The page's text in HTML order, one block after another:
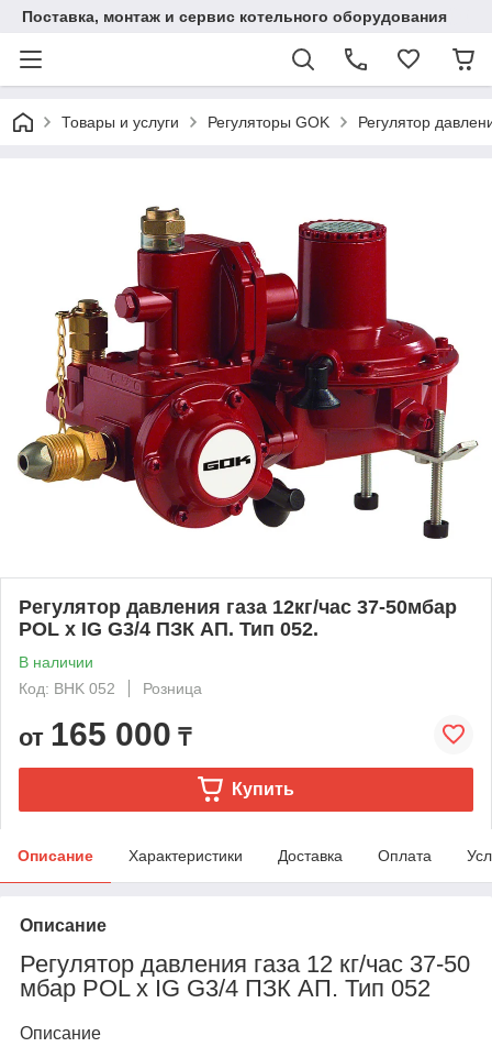
Поставка, монтаж и сервис котельного оборудования
Товары и услуги Регуляторы GOK Регулятор
Регулятор давления газа 12кг/час 37-50мбар
POL x IG G3/4 ПЗК АП. Тип 052.
В наличии
Код: BHK 052
Розница
от 165 000 ₸
Купить
Описание Характеристики Доставка Оплата
Описание
Регулятор давления газа 12 кг/час 37-50
мбар POL x IG G3/4 ПЗК АП. Тип 052
Описание